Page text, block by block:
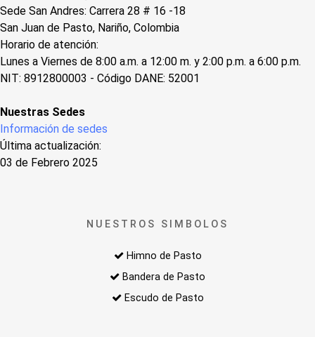
Sede San Andres: Carrera 28 # 16 -18
San Juan de Pasto, Nariño, Colombia
Horario de atención:
Lunes a Viernes de 8:00 a.m. a 12:00 m. y 2:00 p.m. a 6:00 p.m.
NIT: 8912800003 - Código DANE: 52001
Nuestras Sedes
Información de sedes
Última actualización:
03 de Febrero 2025
NUESTROS SIMBOLOS
Himno de Pasto
Bandera de Pasto
Escudo de Pasto